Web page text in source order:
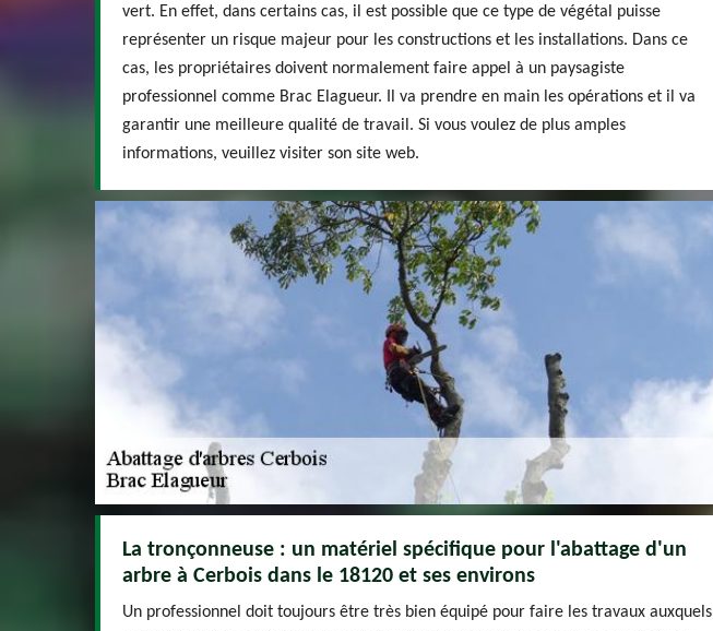
vert. En effet, dans certains cas, il est possible que ce type de végétal puisse
représenter un risque majeur pour les constructions et les installations. Dans ce
cas, les propriétaires doivent normalement faire appel à un paysagiste
professionnel comme Brac Elagueur. Il va prendre en main les opérations et il va
garantir une meilleure qualité de travail. Si vous voulez de plus amples
informations, veuillez visiter son site web.
La tronçonneuse : un matériel spécifique pour l'abattage d'un
arbre à Cerbois dans le 18120 et ses environs
Un professionnel doit toujours être très bien équipé pour faire les travaux auxquels